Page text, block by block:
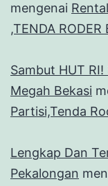
mengenai
,TENDA RODER
Sambut HUT
Megah Bekasi
Partisi,Tenda
Lengkap Dan
Pekalongan